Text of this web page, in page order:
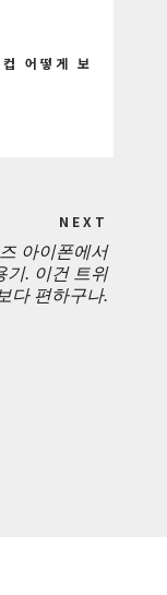
어떻게 보
NEXT
아이폰에서
기. 이건 트위
다 편하구나.